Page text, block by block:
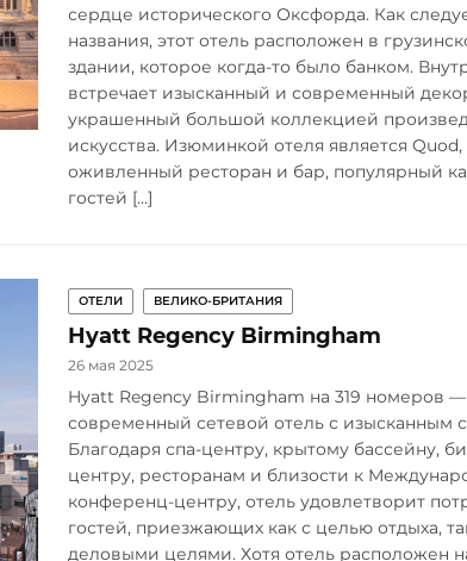
сердце исторического Оксфорда. Как
названия, этот отель расположен в
здании, которое когда-то было банком.
встречает изысканный и современный
украшенный большой коллекцией
искусства. Изюминкой отеля является Quod,
оживленный ресторан и бар, популярный
гостей […]
ОТЕЛИ ВЕЛИКО-БРИТАНИЯ
Hyatt Regency Birmingham
26 мая 2025
Hyatt Regency Birmingham на 319 номеров —
современный сетевой отель с изысканным
Благодаря спа-центру, крытому бассейну,
центру, ресторанам и близости к
конференц-центру, отель удовлетворит
гостей, приезжающих как с целью отдыха,
деловыми целями. Хотя отель расположен